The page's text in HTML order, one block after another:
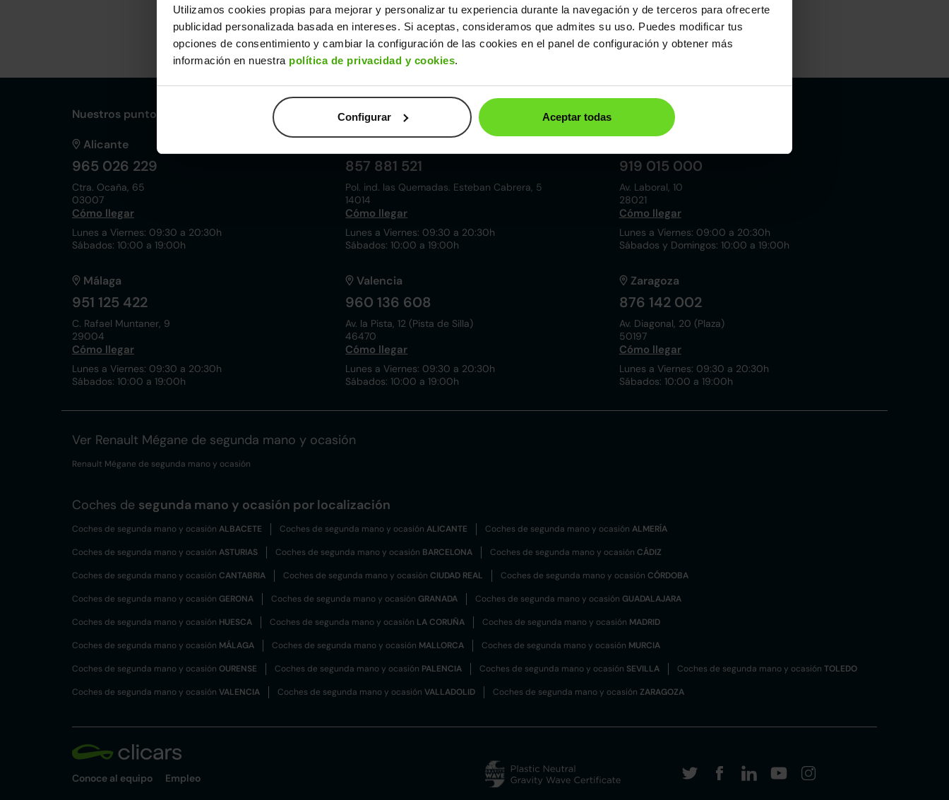
Utilizamos cookies propias para mejorar y personalizar tu experiencia durante la navegación y de terceros para ofrecerte
publicidad personalizada basada en intereses. Si aceptas, consideramos que admites su uso. Puedes modificar tus
opciones de consentimiento y cambiar la configuración de las cookies en el panel de configuración y obtener más
información en nuestra política de privacidad y cookies.
Configurar Aceptar todas
Dimensiones y otros datos
Largo
Ancho
Alto
1,44m
Nuestros puntos de venta Clicars:
Alicante
965 026 229
Ctra. Ocaña, 65
03007
Cómo llegar
Lunes a Viernes: 09:30 a 20:30h
Sábados: 10:00 a 19:00h
857 881 521
Pol. ind. las Quemadas. Esteban Cabrera, 5
14014
Cómo llegar
Lunes a Viernes: 09:30 a 20:30h
Sábados: 10:00 a 19:00h
919 015 000
Av. Laboral, 10
28021
Cómo llegar
Lunes a Viernes: 09:00 a 20:30h
Sábados y Domingos: 10:00 a 19:00h
Málaga
951 125 422
C. Rafael Muntaner, 9
29004
Cómo llegar
Lunes a Viernes: 09:30 a 20:30h
Sábados: 10:00 a 19:00h
Valencia
960 136 608
Av. la Pista, 12 (Pista de Silla)
46470
Cómo llegar
Lunes a Viernes: 09:30 a 20:30h
Sábados: 10:00 a 19:00h
Zaragoza
876 142 002
Av. Diagonal, 20 (Plaza)
50197
Cómo llegar
Lunes a Viernes: 09:30 a 20:30h
Sábados: 10:00 a 19:00h
Ver Renault Mégane de segunda mano y ocasión
Renault Mégane de segunda mano y ocasión
Coches de segunda mano y ocasión por localización
Coches de segunda mano y ocasión ALBACETE Coches de segunda mano y ocasión ALICANTE Coches de segunda mano y ocasión ALMERÍA
Coches de segunda mano y ocasión ASTURIAS Coches de segunda mano y ocasión BARCELONA Coches de segunda mano y ocasión CÁDIZ
Coches de segunda mano y ocasión CANTABRIA Coches de segunda mano y ocasión CIUDAD REAL Coches de segunda mano y ocasión CÓRDOBA
Coches de segunda mano y ocasión GERONA Coches de segunda mano y ocasión GRANADA Coches de segunda mano y ocasión GUADALAJARA
Coches de segunda mano y ocasión HUESCA Coches de segunda mano y ocasión LA CORUÑA Coches de segunda mano y ocasión MADRID
Coches de segunda mano y ocasión MÁLAGA Coches de segunda mano y ocasión MALLORCA Coches de segunda mano y ocasión MURCIA
Coches de segunda mano y ocasión OURENSE Coches de segunda mano y ocasión PALENCIA Coches de segunda mano y ocasión SEVILLA Coches de segunda mano y ocasión TOLEDO
Coches de segunda mano y ocasión VALENCIA Coches de segunda mano y ocasión VALLADOLID Coches de segunda mano y ocasión ZARAGOZA
Conoce al equipo Empleo